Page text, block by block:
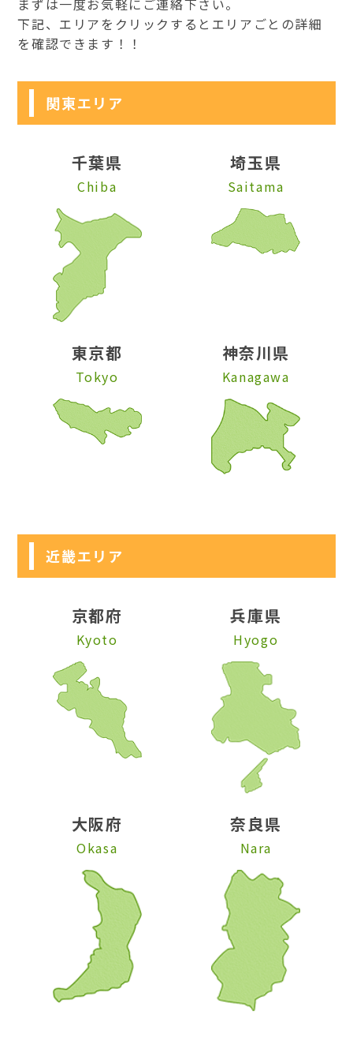
まずは一度お気軽にご連絡下さい。
下記、エリアをクリックするとエリアごとの詳細
を確認できます！！
関東エリア
千葉県
Chiba
埼玉県
Saitama
東京都
Tokyo
神奈川県
Kanagawa
近畿エリア
京都府
Kyoto
兵庫県
Hyogo
大阪府
Okasa
奈良県
Nara